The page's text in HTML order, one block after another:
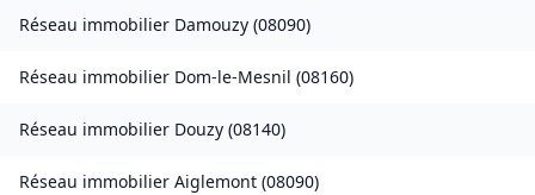
Réseau immobilier Damouzy (08090)
Réseau immobilier Dom-le-Mesnil (08160)
Réseau immobilier Douzy (08140)
Réseau immobilier Aiglemont (08090)